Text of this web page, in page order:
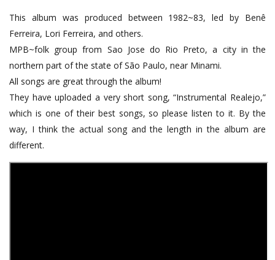
This album was produced between 1982~83, led by Benê
Ferreira, Lori Ferreira, and others.
MPB~folk group from Sao Jose do Rio Preto, a city in the
northern part of the state of São Paulo, near Minami.
All songs are great through the album!
They have uploaded a very short song, “Instrumental Realejo,”
which is one of their best songs, so please listen to it. By the
way, I think the actual song and the length in the album are
different.